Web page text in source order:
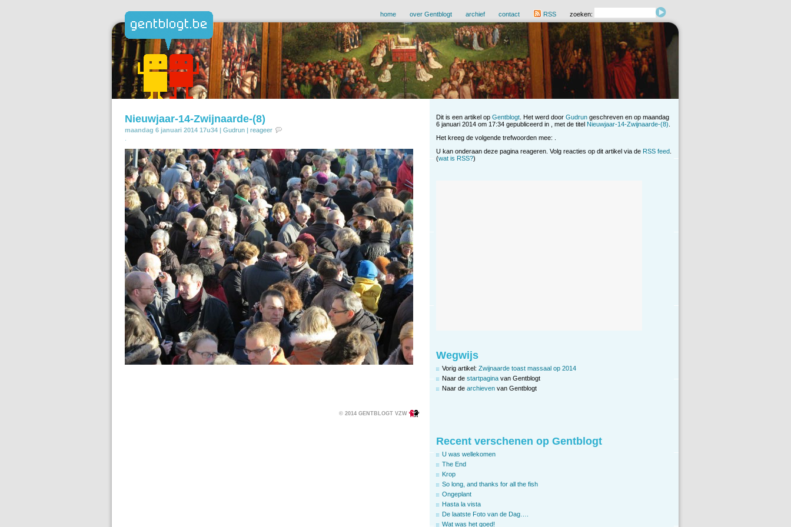
home over Gentblogt archief contact RSS zoeken:
Nieuwjaar-14-Zwijnaarde-(8)
maandag 6 januari 2014 17u34 | Gudrun | reageer
© 2014 GENTBLOGT VZW
Dit is een artikel op Gentblogt . Het werd door Gudrun geschreven en op maandag
6 januari 2014 om 17:34 gepubliceerd in , met de titel Nieuwjaar-14-Zwijnaarde-(8)
Het kreeg de volgende trefwoorden mee: .
U kan onderaan deze pagina reageren. Volg reacties op dit artikel via de RSS feed.
(wat is RSS?)
Wegwijs
Vorig artikel: Zwijnaarde toast massaal op 2014
Naar de startpagina van Gentblogt
Naar de archieven van Gentblogt
Recent verschenen op Gentblogt
U was wellekomen
The End
Krop
So long, and thanks for all the fish
Ongeplant
Hasta la vista
De laatste Foto van de Dag….
Wat was het goed!